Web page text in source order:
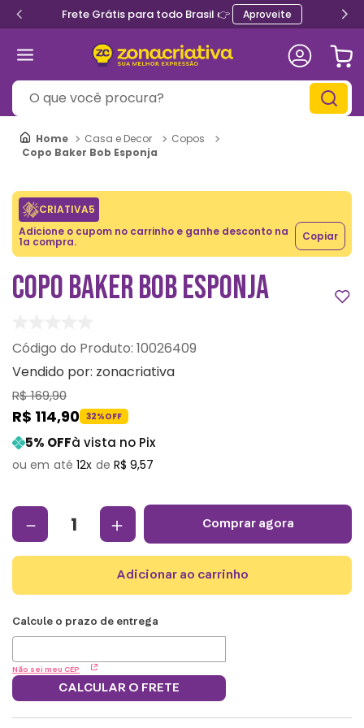
Frete Grátis para todo Brasil 👉 Aproveite
O que você procura?
Casa e Decor
Copos
Copo Baker Bob Esponja
CRIATIVA5
Adicione o cupom no carrinho e ganhe desconto na
1a compra. Copiar
COPO BAKER BOB ESPONJA
: 10026409
Vendido por: zonacriativa
R$169,90
R$ 114,90 32%OFF
5% OFFà vista no Pix
12 R$ 9,57
＋
－ comprar agora
adicionar ao carrinho
Não sei meu CEP
CALCULAR O FRETE